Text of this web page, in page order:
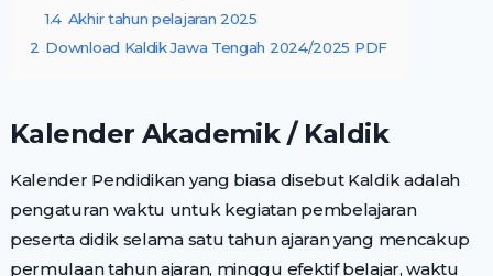
1.4 Akhir tahun pelajaran 2025
2 Download Kaldik Jawa Tengah 2024/2025 PDF
Kalender Akademik / Kaldik
Kalender Pendidikan yang biasa disebut Kaldik adalah
pengaturan waktu untuk kegiatan pembelajaran
peserta didik selama satu tahun ajaran yang mencakup
permulaan tahun ajaran, minggu efektif belajar, waktu